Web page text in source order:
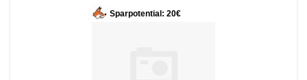
Sparpotential: 20€